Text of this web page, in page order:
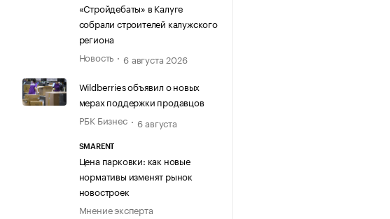
«Стройдебаты» в Калуге
собрали строителей калужского
региона
Новость
6 августа 2026
Wildberries объявил о новых
мерах поддержки продавцов
РБК Бизнес
6 августа
SMARENT
Цена парковки: как новые
нормативы изменят рынок
новостроек
Мнение эксперта